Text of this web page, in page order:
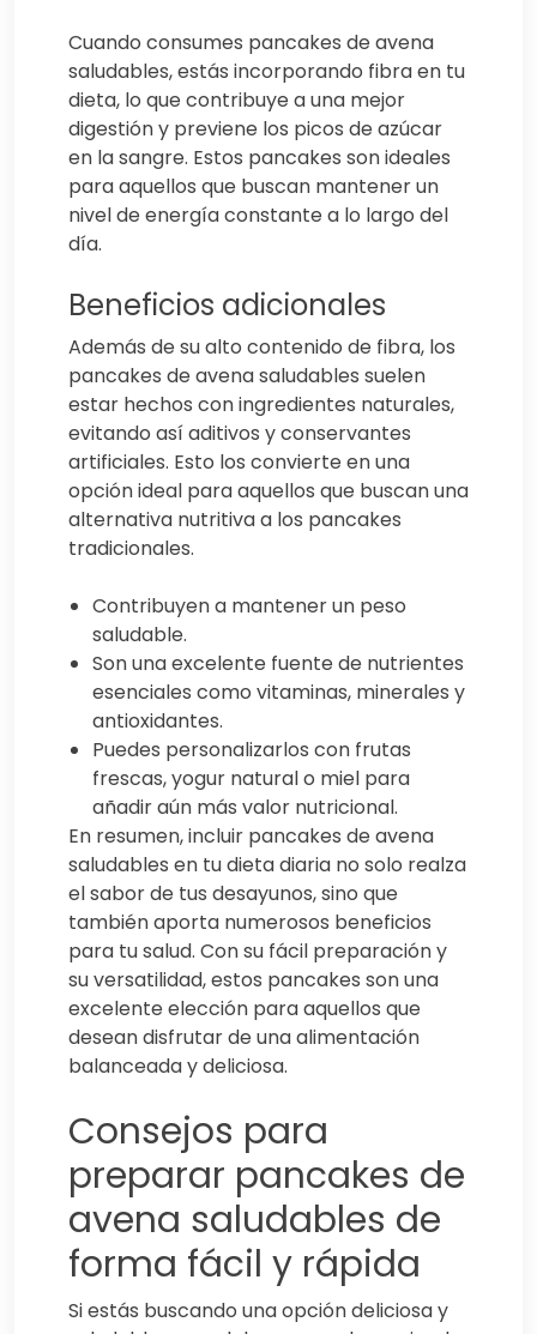
Cuando consumes pancakes de avena
saludables, estás incorporando fibra en tu
dieta, lo que contribuye a una mejor
digestión y previene los picos de azúcar
en la sangre. Estos pancakes son ideales
para aquellos que buscan mantener un
nivel de energía constante a lo largo del
día.
Beneficios adicionales
Además de su alto contenido de fibra, los
pancakes de avena saludables suelen
estar hechos con ingredientes naturales,
evitando así aditivos y conservantes
artificiales. Esto los convierte en una
opción ideal para aquellos que buscan una
alternativa nutritiva a los pancakes
tradicionales.
Contribuyen a mantener un peso
saludable.
Son una excelente fuente de nutrientes
esenciales como vitaminas, minerales y
antioxidantes.
Puedes personalizarlos con frutas
frescas, yogur natural o miel para
añadir aún más valor nutricional.
En resumen, incluir pancakes de avena
saludables en tu dieta diaria no solo realza
el sabor de tus desayunos, sino que
también aporta numerosos beneficios
para tu salud. Con su fácil preparación y
su versatilidad, estos pancakes son una
excelente elección para aquellos que
desean disfrutar de una alimentación
balanceada y deliciosa.
Consejos para
preparar pancakes de
avena saludables de
forma fácil y rápida
Si estás buscando una opción deliciosa y